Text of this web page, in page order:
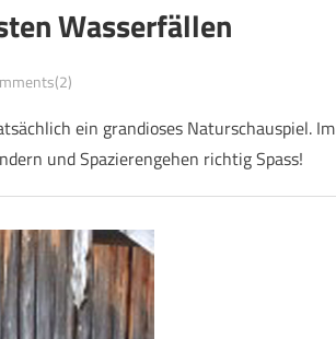
Wasserfällen
ein grandioses Naturschauspiel. Im
und Spazierengehen richtig Spass!